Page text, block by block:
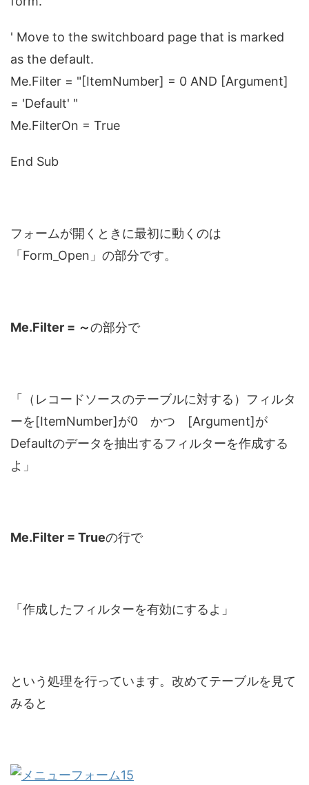
' Move to the switchboard page that is marked
as the default.
Me.Filter = "[ItemNumber] = 0 AND [Argument]
= 'Default' "
Me.FilterOn = True
End Sub
フォームが開くときに最初に動くのは
「Form_Open」の部分です。
Me.Filter = ～の部分で
「（レコードソースのテーブルに対する）フィルタ
ーを[ItemNumber]が0 かつ [Argument]が
Defaultのデータを抽出するフィルターを作成する
よ」
Me.Filter = Trueの行で
「作成したフィルターを有効にするよ」
という処理を行っています。改めてテーブルを見て
みると